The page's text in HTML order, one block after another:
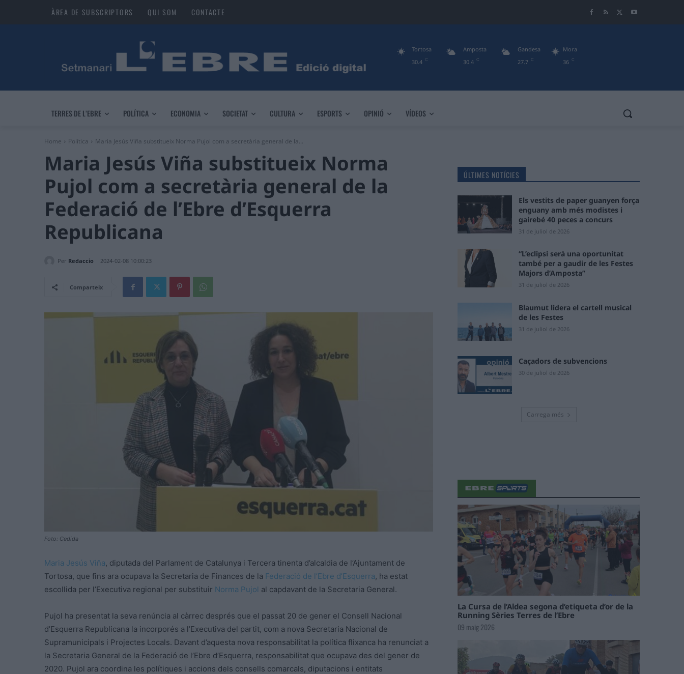
ÀREA DE SUBSCRIPTORS QUI SOM CONTACTE
30.4 C
Tortosa
30.4 C
Amposta
27.7 C
Gandesa
36 C
Mora
TERRES DE L’EBRE POLÍTICA ECONOMIA SOCIETAT CULTURA ESPORTS OPINIÓ VÍDEOS
Home Política Maria Jesús Viña substitueix Norma Pujol com a secretària general de la...
Maria Jesús Viña substitueix Norma
Pujol com a secretària general de la
Federació de l’Ebre d’Esquerra
Republicana
Per Redaccio 2024-02-08 10:00:23
Comparteix
Foto: Cedida
Maria Jesús Viña, diputada del Parlament de Catalunya i Tercera tinenta d’alcaldia de l’Ajuntament de
Tortosa, que fins ara ocupava la Secretaria de Finances de la Federació de l’Ebre d’Esquerra, ha estat
escollida per l’Executiva regional per substituir Norma Pujol al capdavant de la Secretaria General.
Pujol ha presentat la seva renúncia al càrrec després que el passat 20 de gener el Consell Nacional
d’Esquerra Republicana la incorporés a l’Executiva del partit, com a nova Secretaria Nacional de
Supramunicipals i Projectes Locals. Davant d’aquesta nova responsabilitat la política flixanca ha renunciat a
la Secretaria General de la Federació de l’Ebre d’Esquerra, responsabilitat que ocupava des del gener de
2020. Pujol ara coordina les polítiques i accions dels consells comarcals, diputacions i entitats
ÚLTIMES NOTÍCIES
Els vestits de paper guanyen força
enguany amb més modistes i
gairebé 40 peces a concurs
31 de juliol de 2026
“L’eclipsi serà una oportunitat
també per a gaudir de les Festes
Majors d’Amposta”
31 de juliol de 2026
Blaumut lidera el cartell musical
de les Festes
31 de juliol de 2026
Caçadors de subvencions
30 de juliol de 2026
Carrega més
La Cursa de l’Aldea segona d’etiqueta d’or de la
Running Sèries Terres de l’Ebre
09 maig 2026